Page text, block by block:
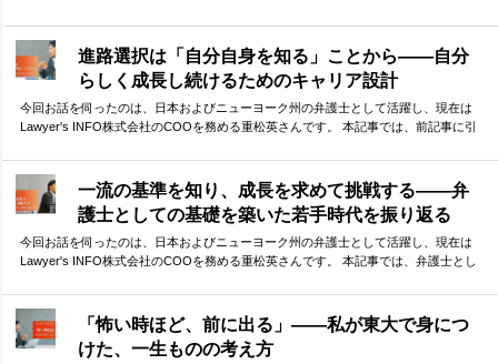
な差がどんどん積み重なり、最終的には大きな差として現れる受験勉強の中で、少
しでも早い段階から意識しておくべきことは何か。貴重なお話を伺うことができま
した。
進路選択は「自分自身を知る」ことから——自分
らしく成長し続けるためのキャリア設計
今回お話を伺ったのは、日本およびニューヨーク州の弁護士として活躍し、現在は
Lawyer's INFO株式会社のCOOを務める重松英さんです。 本記事では、前記事に引
た、キャリア選択についてのお考えや、これからキャリアを考える方々へのアドバ
イスもお伺いしました。 現在進路選択に迷っている方にとっても、参考となる指針
がつまった内容となっています。
一流の基準を知り、成長を求めて挑戦する——弁
護士としての基礎を築いた若手時代を振り返る
今回お話を伺ったのは、日本およびニューヨーク州の弁護士として活躍し、現在は
Lawyer's INFO株式会社のCOOを務める重松英さんです。 本記事では、弁護士とし
だきました。 ファーストキャリアで学んだ、一流事務所の仕事の基準。そして、さ
らなる成長を求めての決断。 華やかな経歴の裏側には、自分なりの答えを探し続け
た挑戦の連続がありました。
「怖い時ほど、前に出る」——私が東大で身につ
けた、一生ものの考え方